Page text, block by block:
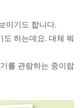
이기도 합니다.
하는데요. 대체 뭐
를 관람하는 중이랍